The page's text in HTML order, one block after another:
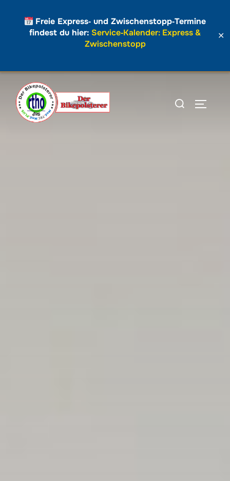
Inhalt
springen
Freie Express‑ und Zwischenstopp‑Termine
findest du hier: Service‑Kalender: Express &
Zwischenstopp
✕
Suchen